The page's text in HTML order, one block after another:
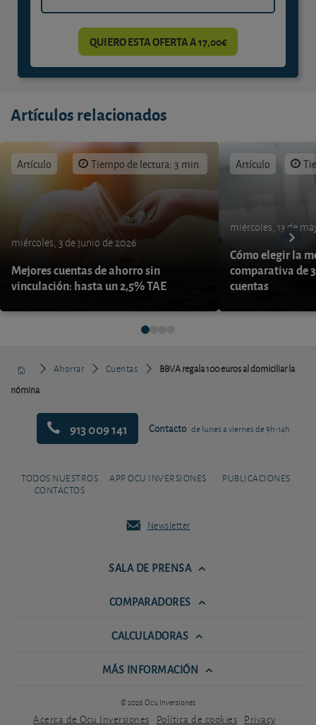
QUIERO ESTA OFERTA A 17,00€
Artículos relacionados
Artículo Tiempo de lectura: 3 min.
miércoles, 3 de junio de 2026
Mejores cuentas de ahorro sin
vinculación: hasta un 2,5% TAE
Artículo
miércoles, 13 de
Cómo elegir la
comparativa de
cuentas
Ahorrar Cuentas
BBVA regala 100 euros al domiciliar la
nómina
913 009 141 Contacto de lunes a viernes de 9h-14h
TODOS NUESTROS
CONTACTOS
APP OCU INVERSIONES PUBLICACIONES
Newsletter
SALA DE PRENSA
COMPARADORES
CALCULADORAS
MÁS INFORMACIÓN
© 2026 Ocu Inversiones
Acerca de Ocu Inversiones Política de cookies Privacy